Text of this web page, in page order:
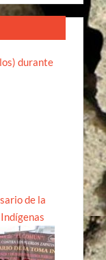
durante
de la